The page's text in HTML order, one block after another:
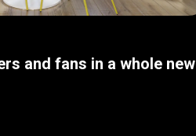
and fans in a whole new